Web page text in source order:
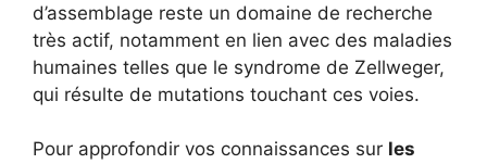
d’assemblage reste un domaine de recherche
très actif, notamment en lien avec des maladies
humaines telles que le syndrome de Zellweger,
qui résulte de mutations touchant ces voies.
Pour approfondir vos connaissances sur les